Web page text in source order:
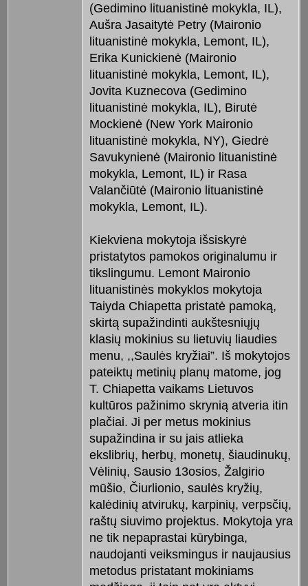
(Gedimino lituanistinė mokykla, IL),
Aušra Jasaitytė Petry (Maironio
lituanistinė mokykla, Lemont, IL),
Erika Kunickienė (Maironio
lituanistinė mokykla, Lemont, IL),
Jovita Kuznecova (Gedimino
lituanistinė mokykla, IL), Birutė
Mockienė (New York Maironio
lituanistinė mokykla, NY), Giedrė
Savukynienė (Maironio lituanistinė
mokykla, Lemont, IL) ir Rasa
Valančiūtė (Maironio lituanistinė
mokykla, Lemont, IL).
Kiekviena mokytoja išsiskyrė
pristatytos pamokos originalumu ir
tikslingumu. Lemont Maironio
lituanistinės mokyklos mokytoja
Taiyda Chiapetta pristatė pamoką,
skirtą supažindinti aukštesniųjų
klasių mokinius su lietuvių liaudies
menu, ,,Saulės kryžiai”. Iš mokytojos
pateiktų metinių planų matome, jog
T. Chiapetta vaikams Lietuvos
kultūros pažinimo skrynią atveria itin
plačiai. Ji per metus mokinius
supažindina ir su jais atlieka
ekslibrių, herbų, monetų, šiaudinukų,
Vėlinių, Sausio 13osios, Žalgirio
mūšio, Čiurlionio, saulės kryžių,
kalėdinių atvirukų, karpinių, verpsčių,
raštų siuvimo projektus. Mokytoja yra
ne tik nepaprastai kūrybinga,
naudojanti veiksmingus ir naujausius
metodus pristatant mokiniams